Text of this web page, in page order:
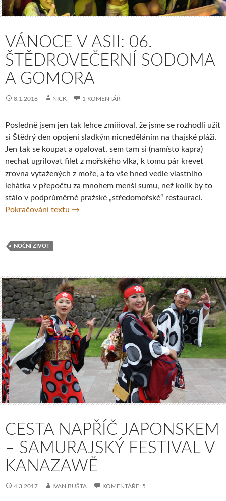
VÁNOCE V ASII: 06.
ŠTĚDROVEČERNÍ SODOMA
A GOMORA
8.1.2018 NICK 1 KOMENTÁŘ
Posledně jsem jen tak lehce zmiňoval, že jsme se rozhodli užít
si Štědrý den opojeni sladkým nicneděláním na thajské pláži.
Jen tak se koupat a opalovat, sem tam si (namísto kapra)
nechat ugrilovat filet z mořského vlka, k tomu pár krevet
zrovna vytažených z moře, a to vše hned vedle vlastního
lehátka v přepočtu za mnohem menší sumu, než kolik by to
stálo v podprůměrné pražské „středomořské“ restauraci.
Pokračování textu Vánoce v Asii: 06. Štědrovečerní Sodoma a
→
NOČNÍ ŽIVOT
CESTA NAPŘÍČ JAPONSKEM
– SAMURAJSKÝ FESTIVAL V
KANAZAWĚ
4.3.2017 IVAN BUŠTA KOMENTÁŘE: 5